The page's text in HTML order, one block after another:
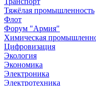
Тяжёлая промышленность
Флот
Форум "Армия"
Химическая
Цифровизация
Экология
Экономика
Электроника
Электротехника